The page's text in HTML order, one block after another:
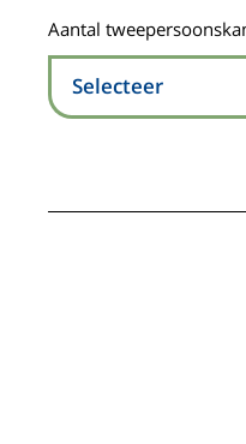
Aantal
Selecteer